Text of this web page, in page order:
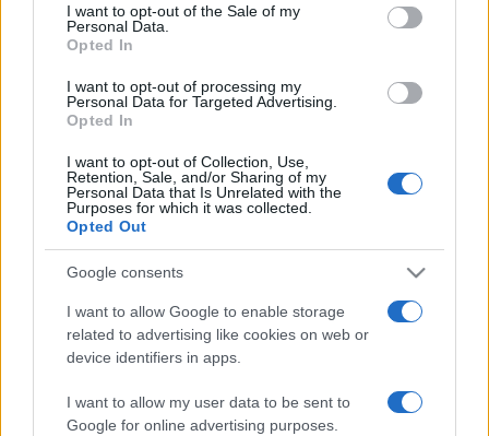
I want to opt-out of the Sale of my
Personal Data.
Opted In
I want to opt-out of processing my
Personal Data for Targeted Advertising.
Opted In
I want to opt-out of Collection, Use,
Retention, Sale, and/or Sharing of my
Personal Data that Is Unrelated with the
Purposes for which it was collected.
Opted Out
Google consents
I want to allow Google to enable storage
related to advertising like cookies on web or
device identifiers in apps.
I want to allow my user data to be sent to
Google for online advertising purposes.
Samedi 27 Décembre 2025
16h00
Newcastle
Red Bulls
(encore ?) connue, nous ne manquerons pas de la
communiquer si la rencontre est diffusée . Ce match de